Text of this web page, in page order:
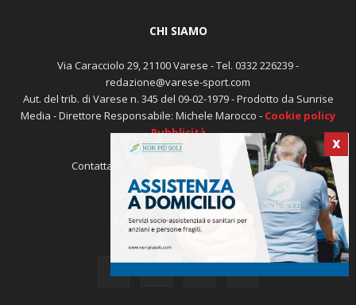
X
CHI SIAMO
Via Caracciolo 29, 21100 Varese - Tel. 0332 226239 -
redazione@varese-sport.com
Aut. del trib. di Varese n. 345 del 09-02-1979 - Prodotto da Sunrise
Media - Direttore Responsabile: Michele Marocco - Cookie policy
Pubblicità
Contattaci: redazione@varese-sport.com
SEGUICI